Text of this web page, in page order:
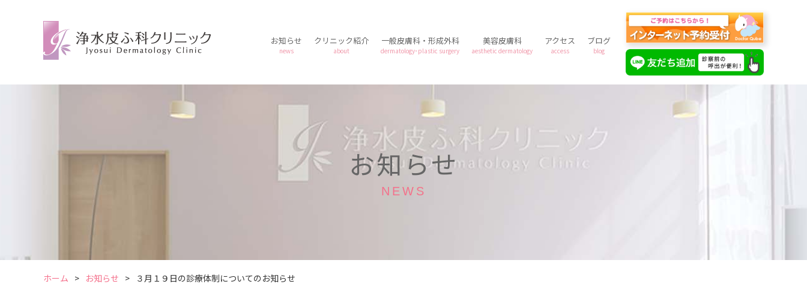
お知らせ
news
クリニック紹介
about
一般皮膚科・形成外科
dermatology･plastic surgery
美容皮膚科
aesthetic dermatology
アクセス
access
ブログ
blog
お知らせ
NEWS
ホーム お知らせ ３月１９日の診療体制についてのお知らせ